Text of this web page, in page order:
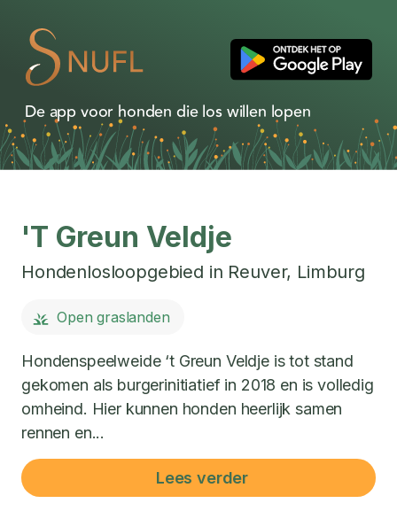
De app voor honden die los willen lopen
'T Greun Veldje
Hondenlosloopgebied in Reuver, Limburg
Open graslanden
Hondenspeelweide ‘t Greun Veldje is tot stand
gekomen als burgerinitiatief in 2018 en is volledig
omheind. Hier kunnen honden heerlijk samen
rennen en...
Lees verder